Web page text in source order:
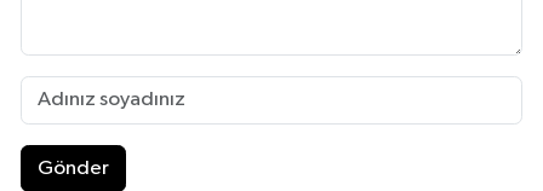
Gönder